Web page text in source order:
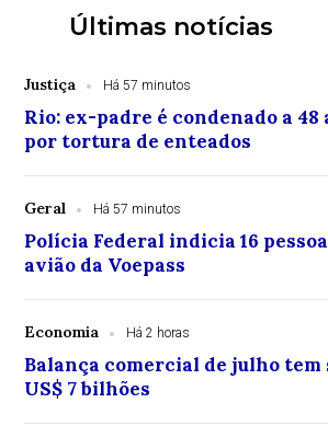
Últimas notícias
Justiça Há 57 minutos
Rio: ex-padre é condenado a 48
por tortura de enteados
Geral Há 57 minutos
Polícia Federal indicia 16
avião da Voepass
Economia Há 2 horas
Balança comercial de julho
US$ 7 bilhões